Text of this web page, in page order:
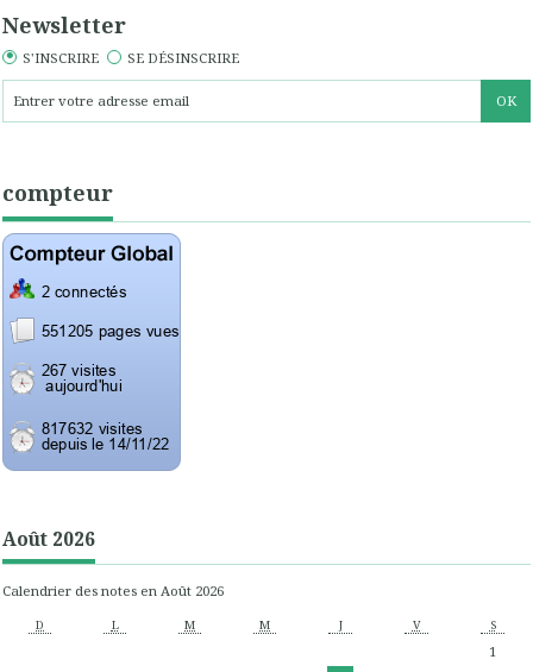
Newsletter
S'INSCRIRE SE DÉSINSCRIRE
compteur
Août 2026
Calendrier des notes en Août 2026
D L M M J V S
1